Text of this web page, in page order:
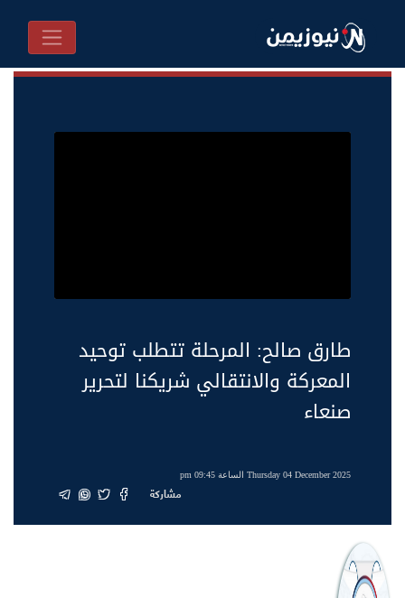
طارق صالح: المرحلة تتطلب توحيد
المعركة والانتقالي شريكنا لتحرير
صنعاء
Thursday 04 December 2025 الساعة 09:45 pm
مشاركة